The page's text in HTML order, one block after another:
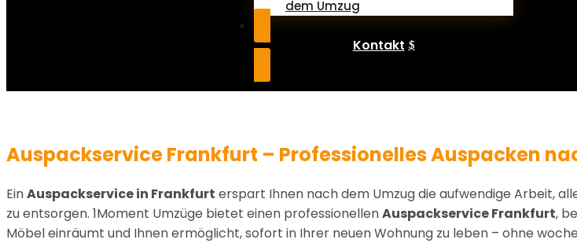
dem Umzug
Kontakt
Auspackservice Frankfurt – Professionelles Auspacken
EinAuspackservice in Frankfurt erspart Ihnen nach dem Umzug die aufwendige Arbeit,
zu entsorgen. 1Moment Umzüge bietet einen professionellenAuspackservice Frankfurt,
Möbel einräumt und Ihnen ermöglicht, sofort in Ihrer neuen Wohnung zu leben – ohne